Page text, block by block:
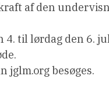
af den
til lørdag den 6.
jglm.org besøges.